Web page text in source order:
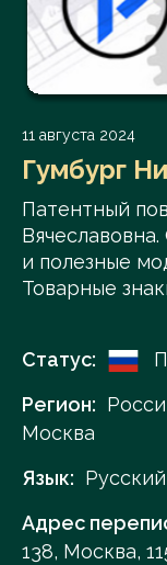
11 августа 2024
Гумбург
Патентный
и полезные
Товарные
Статус:
Регион:
Москва
Язык:
Адрес
138, Москва,